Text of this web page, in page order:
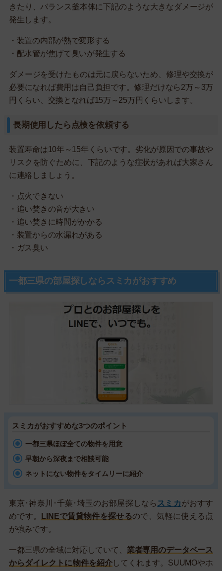
きたり、バランス釜本体に下記のような大きなダメージが
発生します。
・装置の内部が熱で変形する
・配水管が焦げて臭いが発生する
ダメージを受けたものは元に戻らないため、修理や交換が
必要になれば費用は自己負担です。修理だけなら2万～3万
円くらい、交換となれば15万～25万円くらいします。
長期使用したら点検を依頼する
装置寿命は10年～15年くらいです。劣化が原因での事故や
リスクを防ぐために、下記のような症状があれば大家さん
に連絡しましょう。
・点火できない
・追い焚きの音が大きい
・追い焚きに時間がかかる
・装置からの水漏れがある
・ガス臭い
一都三県の部屋探しならスミカがおすすめ
スミカがおすすめな3つのポイント
一都三県ほぼ全ての物件を用意
早朝から深夜まで相談可能
ネットにない物件をタイムリーに紹介
東京･神奈川･千葉･埼玉のお部屋探しならスミカがおすす
めです。
LINEで賃貸物件を探せるので、気軽に使える点
が強みです。
一都三県の全域に対応していて、 業者専用のデータベース
からダイレクトに物件を紹介してくれます。SUUMOやホ